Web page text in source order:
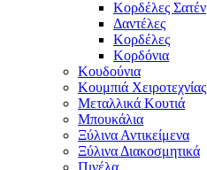
Κορδέλες Σατέν
Δαντέλες
Κορδέλες
Κορδόνια
Κουδούνια
Κουμπιά Χειροτεχνίας
Μεταλλικά Κουτιά
Μπουκάλια
Ξύλινα Αντικείμενα
Ξύλινα Διακοσμητικά
Πινέλα